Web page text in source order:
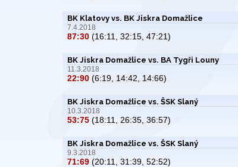
BK Klatovy vs. BK Jiskra Domažlice
7.4.2018
87:30 (16:11, 32:15, 47:21)
BK Jiskra Domažlice vs. BA Tygři Louny
11.3.2018
22:90 (6:19, 14:42, 14:66)
BK Jiskra Domažlice vs. ŠSK Slaný
10.3.2018
53:75 (18:11, 26:35, 36:57)
BK Jiskra Domažlice vs. ŠSK Slaný
9.3.2018
71:69 (20:11, 31:39, 52:52)